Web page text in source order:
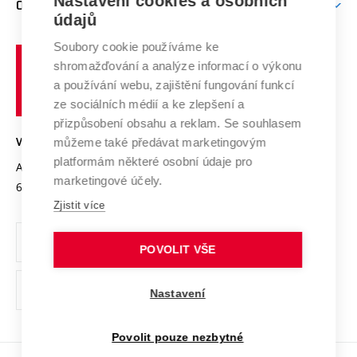
E-přihláška
Doktorské studium
Podpora podnikání
Systém zajišťování kvality výzkumu
Výzkumné infrastruktury
Transfer znalostí
Open Science
Projekty
Projekty ze strukturálních fondů
Specifický výzkum
Zahraniční spolupráce
Spolupráce se školami
Služby univerzity
Mezinárodní dohody
Univerzitní sítě
O UNIVERZITĚ
Profil univerzity
Udržitelná univerzita
Podnikavá univerzita / ContriBUTe
Bezpečná univerzita
Vyznamenání
Organizační struktura
Ochrana osobních údajů
odkaz)
učení
technické
VYSOKÉ UČENÍ TECHNICKÉ V BRNĚ
Antonínská 548/1
602 00 Brno
www.vut.cz
vut@vutbr.cz
údajů
Soubory cookie používáme ke
shromažďování a analýze informací o výkonu
a používání webu, zajištění fungování funkcí
ze sociálních médií a ke zlepšení a
přizpůsobení obsahu a reklam. Se souhlasem
můžeme také předávat marketingovým
platformám některé osobní údaje pro
marketingové účely.
Zjistit více
POVOLIT VŠE
Nastavení
Povolit pouze nezbytné